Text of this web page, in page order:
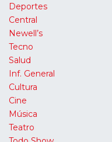
Deportes
Central
Newell’s
Tecno
Salud
Inf. General
Cultura
Cine
Música
Teatro